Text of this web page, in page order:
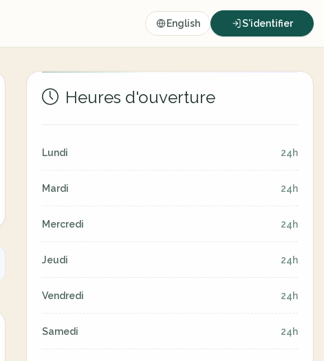
English S'identifier
Heures d'ouverture
Lundi 24h
Mardi 24h
Mercredi 24h
Jeudi 24h
Vendredi 24h
Samedi 24h